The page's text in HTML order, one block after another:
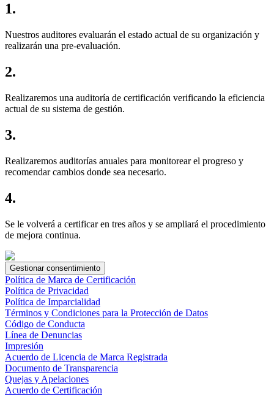
1.
Nuestros auditores evaluarán el estado actual de su organización y
realizarán una pre-evaluación.
2.
Realizaremos una auditoría de certificación verificando la eficiencia
actual de su sistema de gestión.
3.
Realizaremos auditorías anuales para monitorear el progreso y
recomendar cambios donde sea necesario.
4.
Se le volverá a certificar en tres años y se ampliará el procedimiento
de mejora continua.
Gestionar consentimiento
Política de Marca de Certificación
Política de Privacidad
Política de Imparcialidad
Términos y Condiciones para la Protección de Datos
Código de Conducta
Línea de Denuncias
Impresión
Acuerdo de Licencia de Marca Registrada
Documento de Transparencia
Quejas y Apelaciones
Acuerdo de Certificación